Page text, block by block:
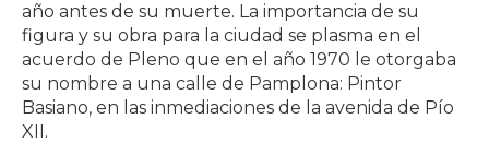
año antes de su muerte. La importancia de su
figura y su obra para la ciudad se plasma en el
acuerdo de Pleno que en el año 1970 le otorgaba
su nombre a una calle de Pamplona: Pintor
Basiano, en las inmediaciones de la avenida de Pío
XII.